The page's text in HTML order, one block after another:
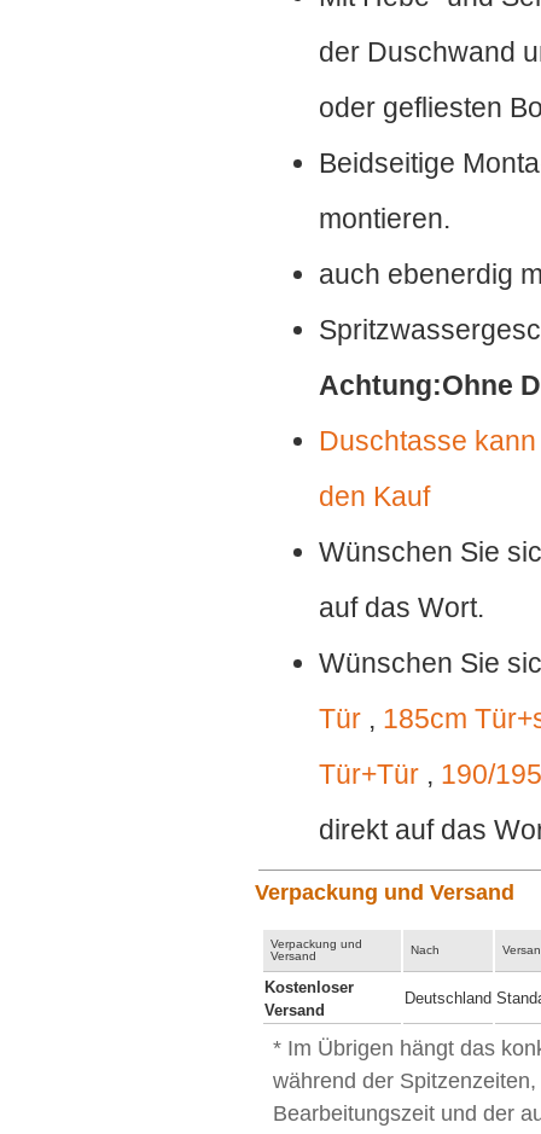
der Duschwand
oder gefliesten
Beidseitige
montieren.
auch ebenerdig
Achtung:Ohne
Duschtasse
den Kauf
Wünschen Sie
auf das Wort.
Wünschen Sie
Tür , 185cm
Tür+Tür , 190/
direkt auf das
Verpackung und Versand
Verpackung und
Versand
Nach
Kostenloser
Versand
Deutschland
* Im Übrigen hängt das
während der
Bearbeitungszeit und der